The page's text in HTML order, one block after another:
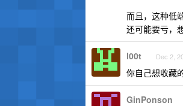
而且，这种低
还可能要亏，
l00t Dec 2,
你自己想收藏
GinPonson